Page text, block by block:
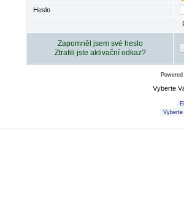
Heslo
Zapomněl jsem své heslo
Ztratili jste aktivační odkaz?
Vyberte